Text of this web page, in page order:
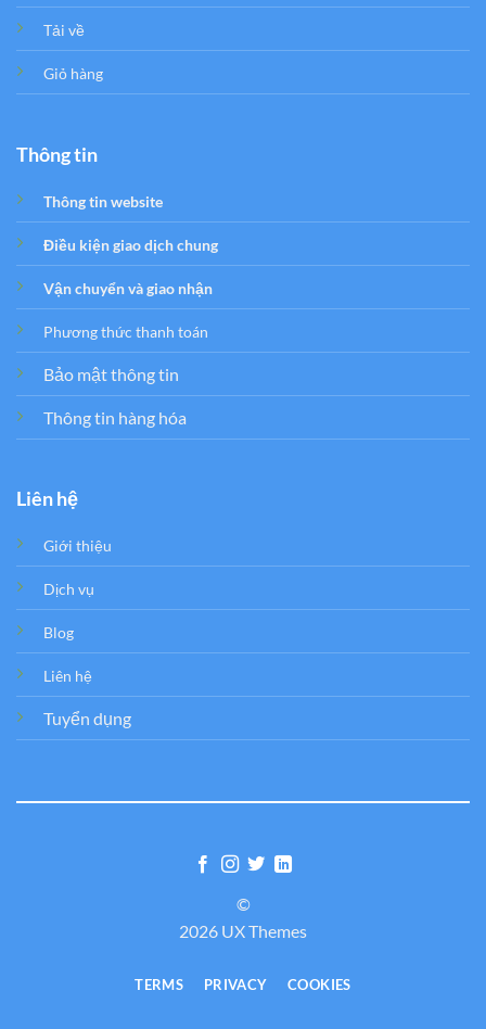
Tải về
Giỏ hàng
Thông tin
Thông tin website
Điều kiện giao dịch chung
Vận chuyển và giao nhận
Phương thức thanh toán
Bảo mật thông tin
Thông tin hàng hóa
Liên hệ
Giới thiệu
Dịch vụ
Blog
Liên hệ
Tuyển dụng
©
2026 UX Themes
TERMS PRIVACY COOKIES